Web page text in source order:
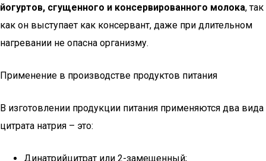
йогуртов, сгущенного и консервированного молока, так
как он выступает как консервант, даже при длительном
нагревании не опасна организму.
Применение в производстве продуктов питания
В изготовлении продукции питания применяются два вида
цитрата натрия – это:
Динатрийцитрат или 2-замещенный;